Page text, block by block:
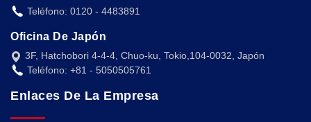
Teléfono: 0120 - 4483891
Oficina De Japón
3F, Hatchobori 4-4-4, Chuo-ku, Tokio,104-0032, Japón
Teléfono: +81 - 5050505761
Enlaces De La Empresa